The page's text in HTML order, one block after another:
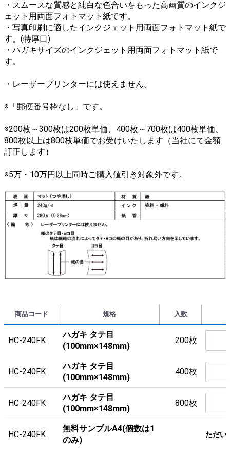
・スムースな質感と純白な色合いをもった高画質のインクジ
ェット用両面フォトマット紙です。
・写真印刷に適したインクジェット用両面フォトマット紙で
す。(特厚口)
・ハガキサイズのインクジェット用両面フォトマット紙で
す。
・レーザープリンターには使えません。
※「郵便番号枠なし」です。
※200枚～300枚は200枚単価、400枚～700枚は400枚単価、
800枚以上は800枚単価でお受けいたします（当社にて金額
訂正します）
※5万・10万円以上同時ご購入値引き対象外です。
商品コード 規格 入数
HC-240FK
ハガキ タテ目
(100mm×148mm)
200枚
HC-240FK
ハガキ タテ目
(100mm×148mm)
400枚
HC-240FK
ハガキ タテ目
(100mm×148mm)
800枚
HC-240FK
無料サンプルA4(個数は1
のみ)
ただい